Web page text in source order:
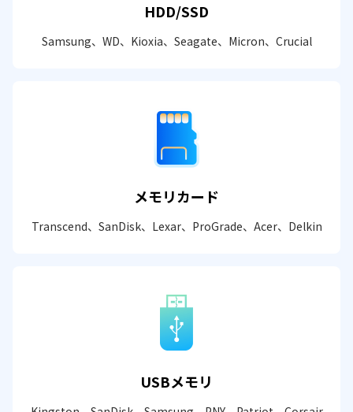
HDD/SSD
Samsung、WD、Kioxia、Seagate、Micron、Crucial
メモリカード
Transcend、SanDisk、Lexar、ProGrade、Acer、Delkin
USBメモリ